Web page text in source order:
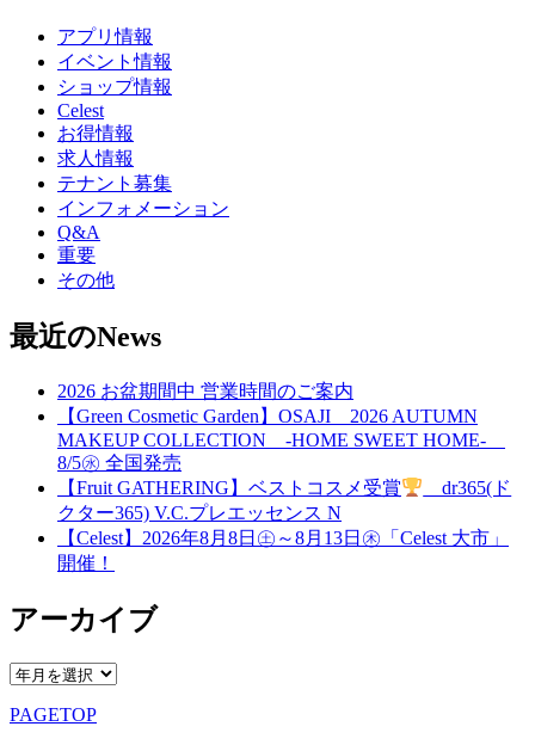
アプリ情報
イベント情報
ショップ情報
Celest
お得情報
求人情報
テナント募集
インフォメーション
Q&A
重要
その他
最近のNews
2026 お盆期間中 営業時間のご案内
【Green Cosmetic Garden】OSAJI 2026 AUTUMN
MAKEUP COLLECTION -HOME SWEET HOME-
8/5㊌ 全国発売
【Fruit GATHERING】ベストコスメ受賞
dr365(ド
クター365) V.C.プレエッセンス N
【Celest】2026年8月8日㊏～8月13日㊍「Celest 大市」
開催！
アーカイブ
PAGETOP